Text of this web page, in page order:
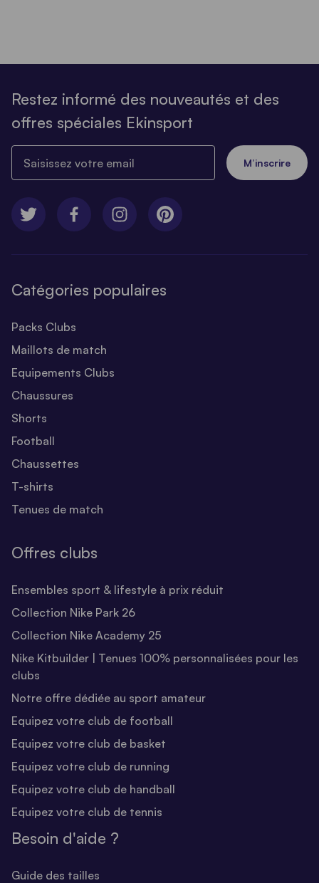
Restez informé des nouveautés et des
offres spéciales Ekinsport
M’inscrire
Catégories populaires
Packs Clubs
Maillots de match
Equipements Clubs
Chaussures
Shorts
Football
Chaussettes
T-shirts
Tenues de match
Offres clubs
Ensembles sport & lifestyle à prix réduit
Collection Nike Park 26
Collection Nike Academy 25
Nike Kitbuilder | Tenues 100% personnalisées pour les
clubs
Notre offre dédiée au sport amateur
Equipez votre club de football
Equipez votre club de basket
Equipez votre club de running
Equipez votre club de handball
Equipez votre club de tennis
Besoin d'aide ?
Guide des tailles